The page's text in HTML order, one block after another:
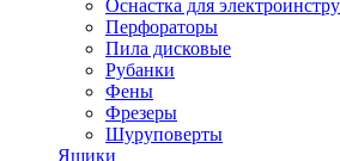
Оснастка для
Перфораторы
Пила дисковые
Рубанки
Фены
Фрезеры
Шуруповерты
Ящики